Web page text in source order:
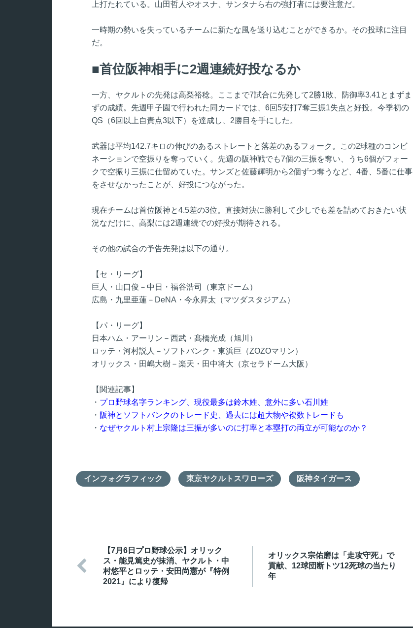
上打たれている。山田哲人やオスナ、サンタナら右の強打者には要注意だ。
一時期の勢いを失っているチームに新たな風を送り込むことができるか。その投球に注目
だ。
首位阪神相手に2週連続好投なるか
一方、ヤクルトの先発は高梨裕稔。ここまで7試合に先発して2勝1敗、防御率3.41とまずま
ずの成績。先週甲子園で行われた同カードでは、6回5安打7奪三振1失点と好投。今季初の
QS（6回以上自責点3以下）を達成し、2勝目を手にした。
武器は平均142.7キロの伸びのあるストレートと落差のあるフォーク。この2球種のコンビ
ネーションで空振りを奪っていく。先週の阪神戦でも7個の三振を奪い、うち6個がフォー
クで空振り三振に仕留めていた。サンズと佐藤輝明から2個ずつ奪うなど、4番、5番に仕事
をさせなかったことが、好投につながった。
現在チームは首位阪神と4.5差の3位。直接対決に勝利して少しでも差を詰めておきたい状
況なだけに、高梨には2週連続での好投が期待される。
その他の試合の予告先発は以下の通り。
【セ・リーグ】
巨人・山口俊－中日・福谷浩司（東京ドーム）
広島・九里亜蓮－DeNA・今永昇太（マツダスタジアム）
【パ・リーグ】
日本ハム・アーリン－西武・髙橋光成（旭川）
ロッテ・河村説人－ソフトバンク・東浜巨（ZOZOマリン）
オリックス・田嶋大樹－楽天・田中将大（京セラドーム大阪）
【関連記事】
・ プロ野球名字ランキング、現役最多は鈴木姓、意外に多い石川姓
・ 阪神とソフトバンクのトレード史、過去には超大物や複数トレードも
・ なぜヤクルト村上宗隆は三振が多いのに打率と本塁打の両立が可能なのか？
インフォグラフィック 東京ヤクルトスワローズ 阪神タイガース

【7月6日プロ野球公示】オリック
ス・能見篤史が抹消、ヤクルト・中
村悠平とロッテ・安田尚憲が『特例
2021』により復帰
オリックス宗佑磨は「走攻守死」で
貢献、12球団断トツ12死球の当たり
年